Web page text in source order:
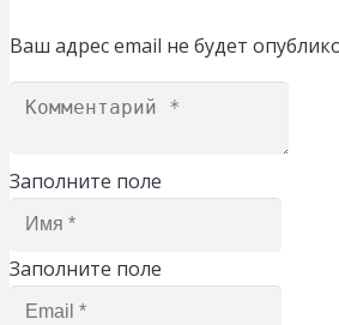
Ваш адрес email не будет
Заполните поле
Заполните поле